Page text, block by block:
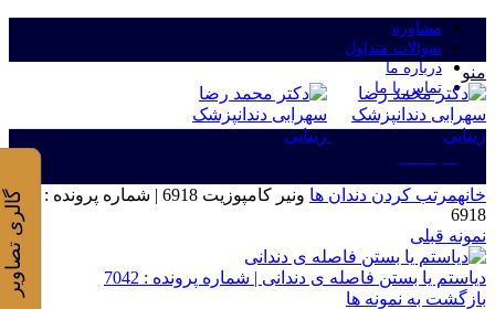
مشاوره
سوالات متداول
درباره ما
تماس با ما
منو
خانهمرتب کردن دندان ها
ونیر کامپوزیت 6918 | شماره پرونده :
6918
نمونه قبلی
دیاستم یا بستن فاصله ی دندانی | شماره پرونده : 7042
بازگشت به نمونه ها
گالری تصاویر